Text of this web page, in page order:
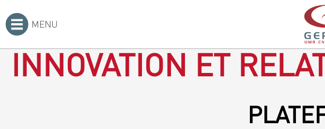
MENU
INNOVATION ET